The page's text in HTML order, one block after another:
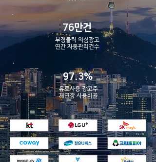
76만건
부정클릭 의심광고
​연간 자동관리건수
97.3%
유료사용 광고주
​재연장 사용비율